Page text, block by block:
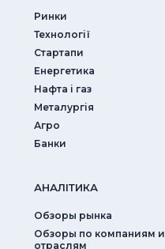
Ринки
Технології
Стартапи
Енергетика
Нафта і газ
Металургія
Агро
Банки
АНАЛIТИКА
Обзоры рынка
Обзоры по компаниям и
отраслям